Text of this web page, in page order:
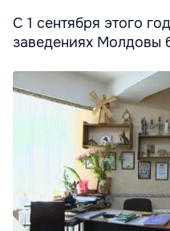
С 1 сентября этого
заведениях Молдовы